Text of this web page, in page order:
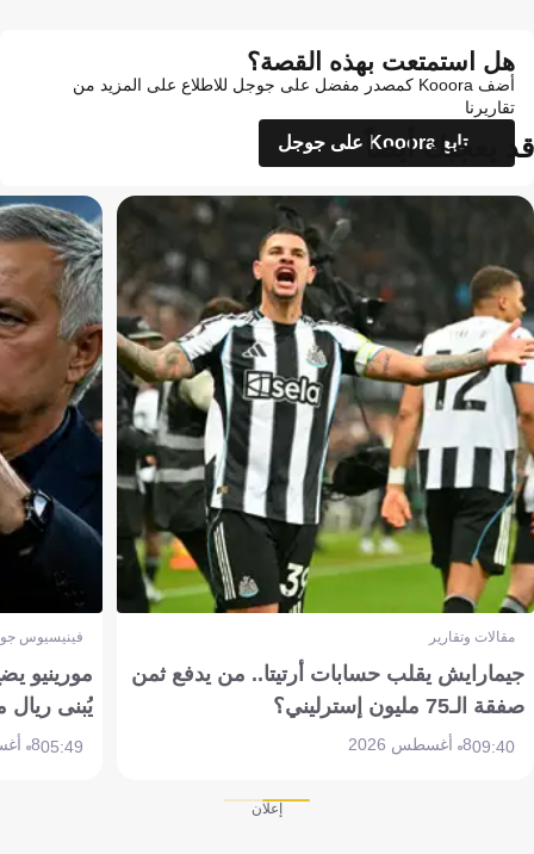
هل استمتعت بهذه القصة؟
أضف Kooora كمصدر مفضل على جوجل للاطلاع على المزيد من
تقاريرنا
تابع Kooora على جوجل
قد يعجبك أيضاً
مقالات وتقارير
جيمارايش يقلب حسابات أرتيتا.. من يدفع ثمن
صفقة الـ75 مليون إسترليني؟
09:408 أغسطس 2026
فينيسيوس
مورينيو
يُبنى ريال
05:498 أغسطس 2026
إعلان